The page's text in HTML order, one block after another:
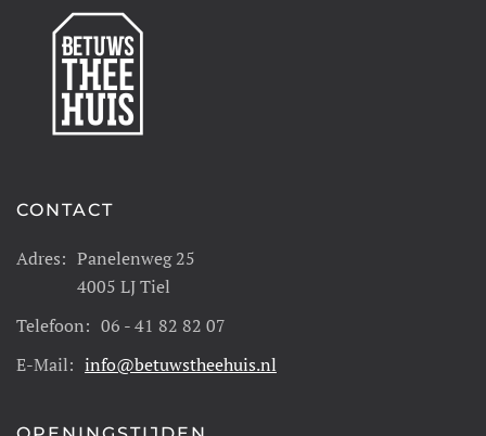
CONTACT
Adres: Panelenweg 25
4005 LJ Tiel
Telefoon: 06 - 41 82 82 07
E-Mail: info@betuwstheehuis.nl